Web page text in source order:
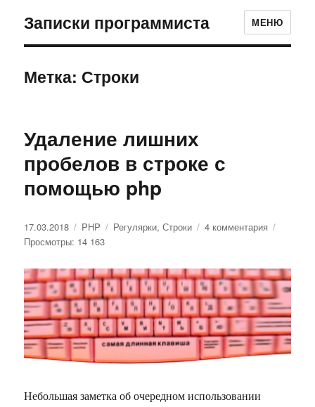
Записки программиста МЕНЮ
Метка: Строки
Удаление лишних
пробелов в строке с
помощью php
Опубликовано
17.03.2018 Рубрики
PHP Метки
Регулярки,Строки 4 комментария
лишних
пробелов
в
строке
с
помощью
php
Просмотры: 14 163
Небольшая заметка об очередном использовании